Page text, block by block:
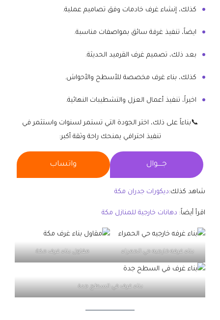
كذلك، إنشاء غرف خادمات وفق تصاميم عملية.
ايضاً، تنفيذ غرفة سائق بمواصفات مناسبة.
بعد ذلك، تصميم غرف القرميد الحديثة.
كذلك، بناء غرف مخصصة للأسطح والأحواش.
اخيراً، تنفيذ أعمال العزل والتشطيبات النهائية.
📞بناءاً على ذلك، اختر الجودة التي تستمر لسنوات واستثمر في
تنفيذ احترافي يمنحك راحة وثقة أكبر:
جــــوال واتساب
شاهد كذلك:ديكورات جدران مكة
اقرأ أيضاً: دهانات خارجية للمنازل مكة
بناء غرفه خارجيه حي الحمراء مقاول بناء غرف مكة
بناء غرف في السطح جدة